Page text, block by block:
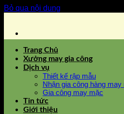
Bỏ qua nội dung
Trang Chủ
Xưởng may gia công
Dịch vụ
Thiết kế rập mẫu
Nhận gia công hàng may
Gia công may mặc
Tin tức
Giới thiệu